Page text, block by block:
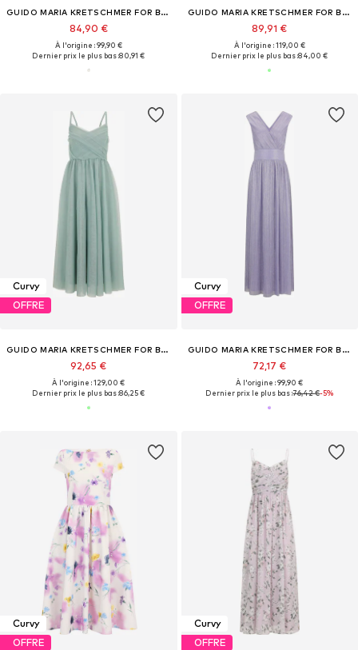
GUIDO MARIA KRETSCHMER FOR BRIDGERTON
84,90 €
À l'origine : 99,90 €
Dernier prix le plus bas :80,91 €
GUIDO MARIA KRETSCHMER FOR BRIDGERTON
89,91 €
À l'origine : 119,00 €
Dernier prix le plus bas :84,00 €
Curvy
OFFRE
GUIDO MARIA KRETSCHMER FOR BRIDGERTON
92,65 €
À l'origine : 129,00 €
Dernier prix le plus bas :86,25 €
Curvy
OFFRE
GUIDO MARIA KRETSCHMER FOR BRIDGERTON
72,17 €
À l'origine : 99,90 €
Dernier prix le plus bas :76,42 €-5%
Curvy
OFFRE
Curvy
OFFRE